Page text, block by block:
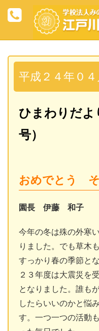
平成２４年０
ひまわりだよ
号）
おめでとう
園長 伊藤 和子
今年の冬は殊の外寒
りました。でも草木
すっかり春の季節と
２３年度は大震災を
となりました。誰も
したらいいのかと悩
す。一つ一つの活動